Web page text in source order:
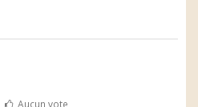
Aucun vote